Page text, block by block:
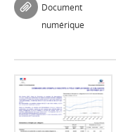
Document
numérique